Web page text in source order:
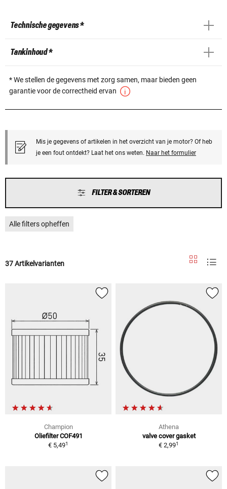
Technische gegevens *
Tankinhoud *
* We stellen de gegevens met zorg samen, maar bieden geen
garantie voor de correctheid ervan
Mis je gegevens of artikelen in het overzicht van je motor? Of heb
je een fout ontdekt? Laat het ons weten. Naar het formulier
FILTER & SORTEREN
Alle filters opheffen
37 Artikelvarianten
Champion
Oliefilter COF491
€ 5,491
Athena
valve cover gasket
€ 2,991